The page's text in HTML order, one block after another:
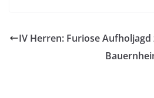
IV Herren: Furiose Aufholjagd